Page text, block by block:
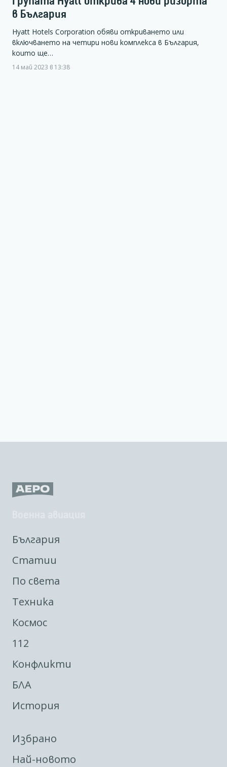
в България
Hyatt Hotels Corporation обяви откриването или
включването на четири нови комплекса в България,
които ще…
14 май 2023 в 13:38
България
Статии
По света
Техника
Космос
112
Конфликти
БЛА
История
Избрано
Най-новото